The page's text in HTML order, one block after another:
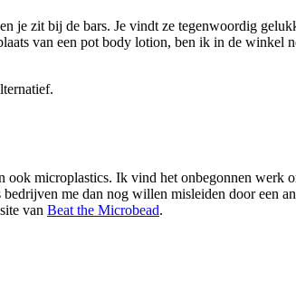
je zit bij de bars. Je vindt ze tegenwoordig
van een pot body lotion, ben ik in de winkel
microplastics. Ik vind het onbegonnen werk
me dan nog willen misleiden door een
van Beat the Microbead.